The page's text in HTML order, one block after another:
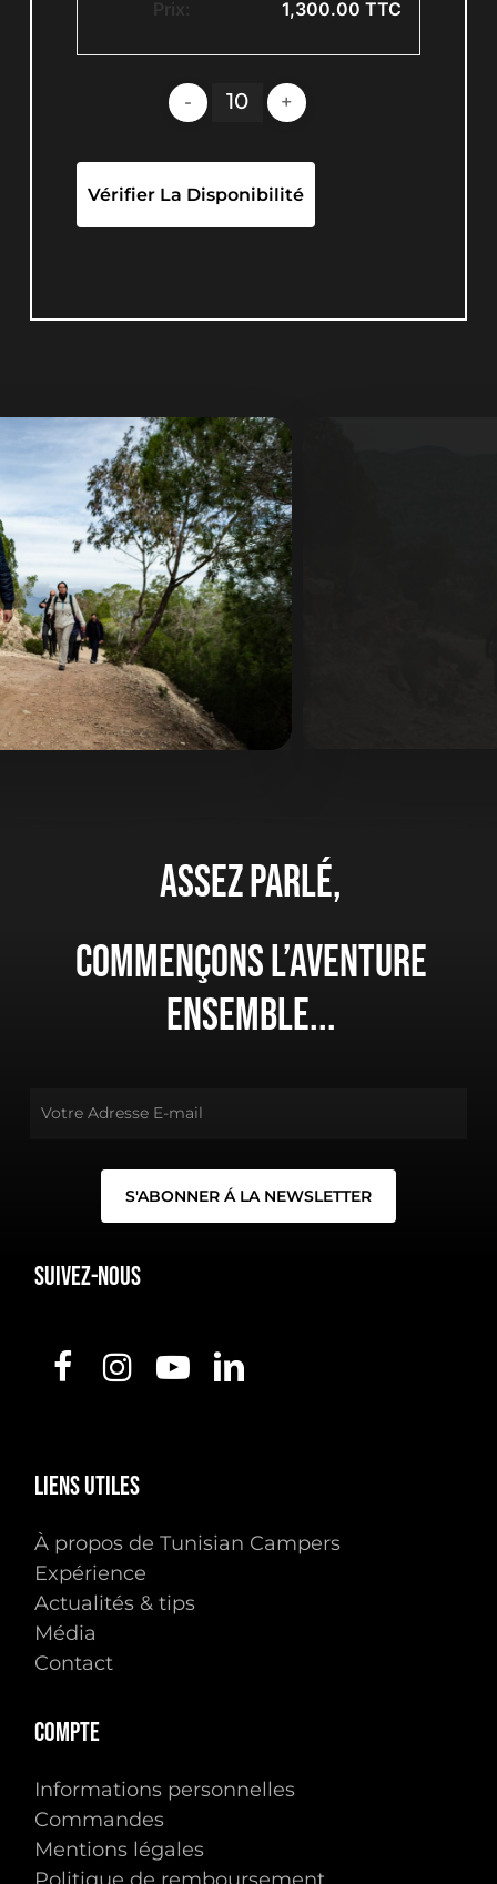
Prix: 1,300.00 TTC
Vérifier La Disponibilité
Assezparlé,
Commençonsl’aventure
ensemble...
Suivez-nous
Liensutiles
À propos de Tunisian Campers
Expérience
Actualités & tips
Média
Contact
Compte
Informations personnelles
Commandes
Mentions légales